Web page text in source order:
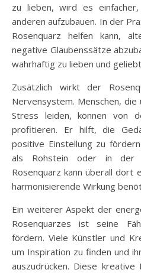
zu lieben, wird es
anderen aufzubauen. In der
Rosenquarz helfen kann,
negative Glaubenssätze
wahrhaftig zu lieben und
Zusätzlich wirkt der
Nervensystem. Menschen,
Stress leiden, können von
profitieren. Er hilft, die
positive Einstellung zu
als Rohstein oder in der
Rosenquarz kann überall dort
harmonisierende Wirkung
Ein weiterer Aspekt der
Rosenquarzes ist seine
fördern. Viele Künstler und
um Inspiration zu finden und
auszudrücken. Diese